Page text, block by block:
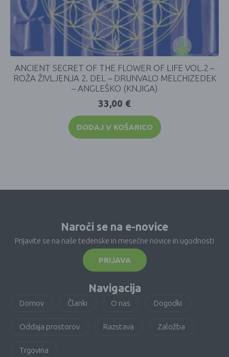
ANCIENT SECRET OF THE FLOWER OF LIFE VOL.2 –
ROŽA ŽIVLJENJA 2. DEL – DRUNVALO MELCHIZEDEK
– ANGLEŠKO (KNJIGA)
33,00 €
DODAJ V KOŠARICO
Naroči se na e-novice
Prijavite se na naše tedenske in mesečne novice in ugodnosti
PRIJAVA
Navigacija
Domov Članki O nas Dogodki
Oddaja prostorov Razstava Založba
Trgovina